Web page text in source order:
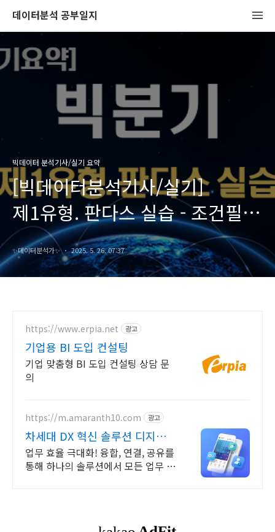
데이터분석 공부일지
빅데이터 분석기사/실기 요약
[빅데이터분석기사/실기]
제1유형. 판다스 실습 - 조건필터,
결측치 처리, 통계분석, 데이터
개수확인
✨️데이터분석가✨️ 2025. 5. 26. 07:37
https://www.erpia.net 광고
기업용 BI 도입 컨설팅
기업 맞춤형 BI 도입 컨설팅 상담 문
의
https://m.amaranth10.com 광고
차세대 DX 혁신 솔루션 디지털
혁신의 완성
업무 효율 극대화! 융합, 연결, 공유를
통해 하나의 솔루션에서 모든 업무 해